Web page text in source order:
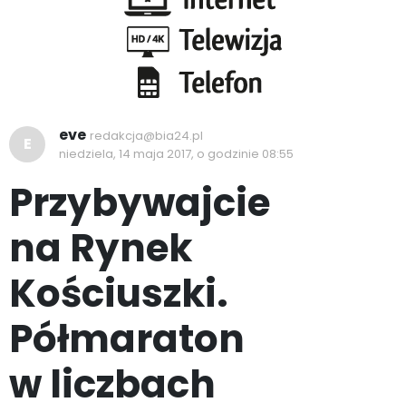
E eve redakcja@bia24.pl
niedziela, 14 maja 2017, o godzinie 08:55
Przybywajcie
na Rynek
Kościuszki.
Półmaraton
w liczbach